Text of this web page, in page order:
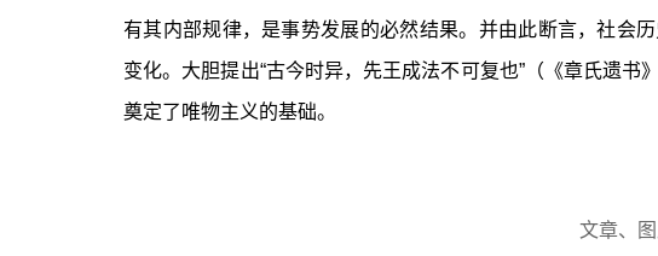
有其内部规律，是事势发展的必然结果。并由此断言，社会
变化。大胆提出“古今时异，先王成法不可复也”（《章氏遗
奠定了唯物主义的基础。
文章、